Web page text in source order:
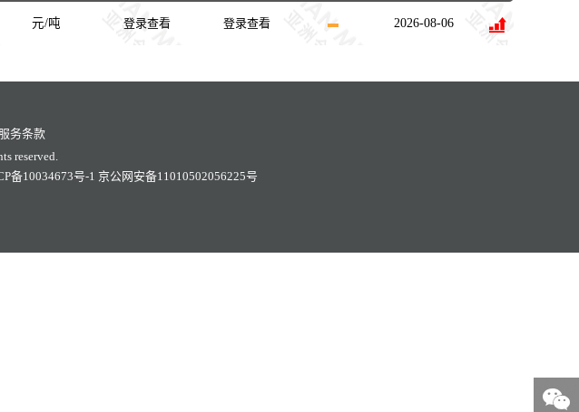
元/吨 登录查看 登录查看 2026-08-06
服务条款
reserved.
备10034673号-1 京公网安备11010502056225号